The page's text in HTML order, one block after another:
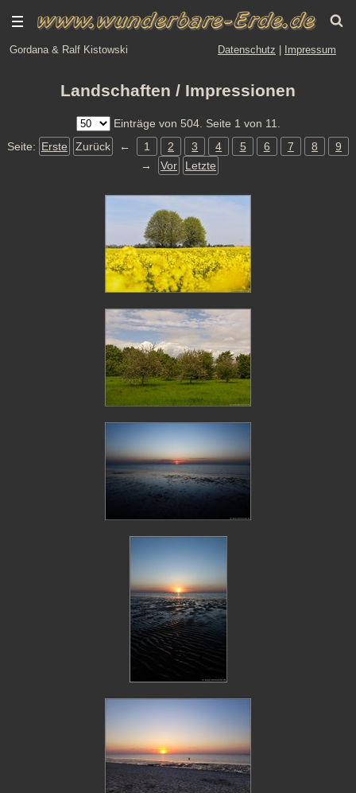
Gordana & Ralf Kistowski Datenschutz Impressum
Landschaften / Impressionen
Einträge von 504. Seite 1 von 11.
Seite: Erste Zurück ← 1 2 3 4 5 6 7 8
9
→
Vor Letzte